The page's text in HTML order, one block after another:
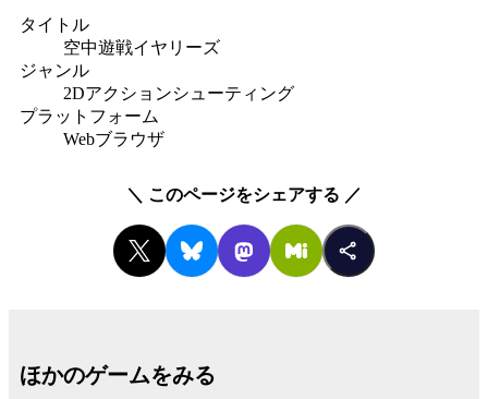
タイトル
空中遊戦イヤリーズ
ジャンル
2Dアクションシューティング
プラットフォーム
Webブラウザ
＼ このページをシェアする ／
ほかのゲームをみる